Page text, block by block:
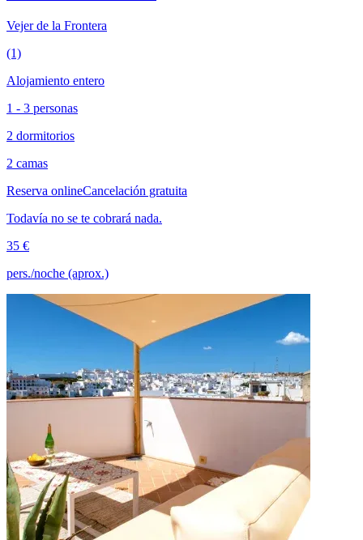
Vejer de la Frontera
(1)
Alojamiento entero
1 - 3 personas
2 dormitorios
2 camas
Reserva onlineCancelación gratuita
Todavía no se te cobrará nada.
35 €
pers./noche (aprox.)